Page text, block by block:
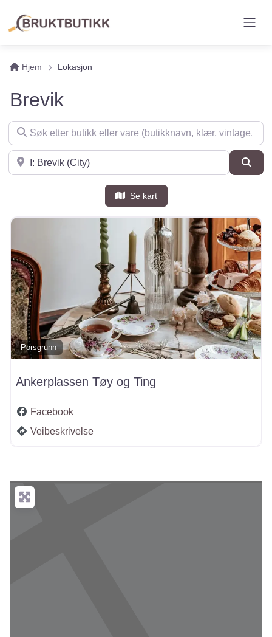
Hjem Lokasjon
Brevik
Søk etter butikk eller vare (butikknavn, klær, vintage, møbler
Søk i nærheten
Se kart
Porsgrunn
Ankerplassen Tøy og Ting
Facebook
Veibeskrivelse